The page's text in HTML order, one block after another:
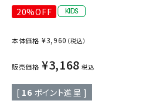
20%OFF
本体価格 ¥3,960 （税込）
販売価格 ¥3,168 税込
[ 16 ポイント進呈 ]